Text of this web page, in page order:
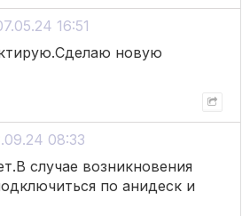
16:51
новую
08:33
случае возникновения
по анидеск и